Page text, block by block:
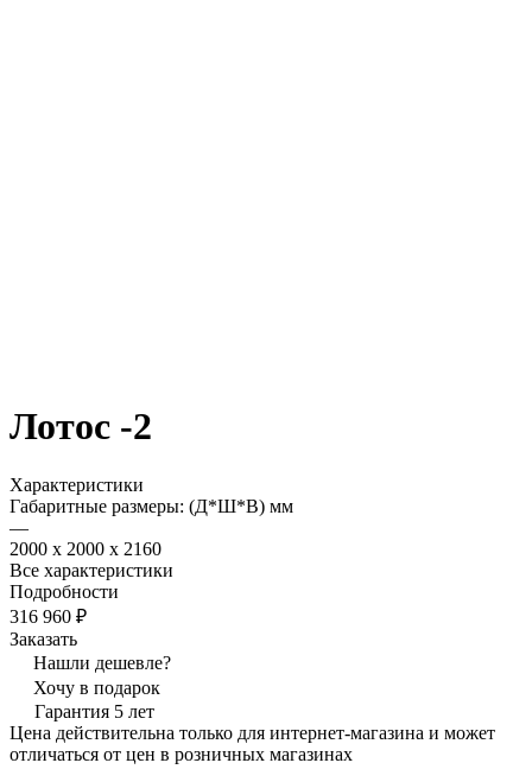
Лотос -2
Характеристики
Габаритные размеры: (Д*Ш*В) мм
—
2000 x 2000 x 2160
Все характеристики
Подробности
316 960 ₽
Заказать
Нашли дешевле?
Хочу в подарок
Гарантия 5 лет
Цена действительна только для интернет-магазина и может
отличаться от цен в розничных магазинах